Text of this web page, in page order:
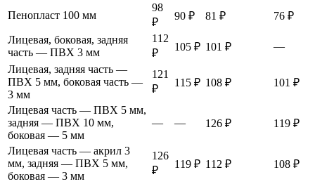
Пенопласт 100 мм
98
₽
90 ₽ 81 ₽
76 ₽
Лицевая, боковая, задняя
часть — ПВХ 3 мм
112
₽
105 ₽ 101 ₽
—
Лицевая, задняя часть —
ПВХ 5 мм, боковая часть —
3 мм
121
₽
115 ₽ 108 ₽ 101 ₽
Лицевая часть — ПВХ 5 мм,
задняя — ПВХ 10 мм,
боковая — 5 мм
— — 126 ₽ 119 ₽
Лицевая часть — акрил 3
мм, задняя — ПВХ 5 мм,
боковая — 3 мм
126
₽
119 ₽ 112 ₽ 108 ₽